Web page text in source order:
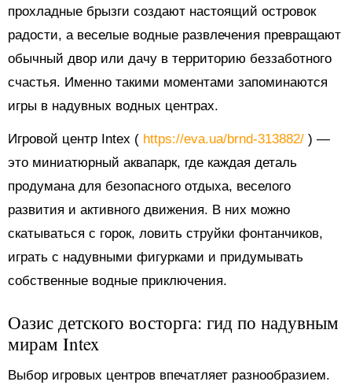
прохладные брызги создают настоящий островок
радости, а веселые водные развлечения превращают
обычный двор или дачу в территорию беззаботного
счастья. Именно такими моментами запоминаются
игры в надувных водных центрах.
Игровой центр Intex ( https://eva.ua/brnd-313882/ ) —
это миниатюрный аквапарк, где каждая деталь
продумана для безопасного отдыха, веселого
развития и активного движения. В них можно
скатываться с горок, ловить струйки фонтанчиков,
играть с надувными фигурками и придумывать
собственные водные приключения.
Оазис детского восторга: гид по надувным
мирам Intex
Выбор игровых центров впечатляет разнообразием.